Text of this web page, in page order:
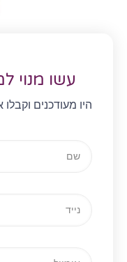
עשו מנוי
היו מעודכנים